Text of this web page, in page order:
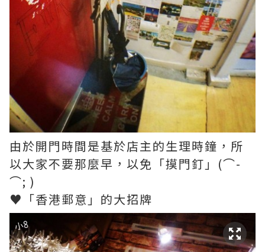
由於開門時間是基於店主的生理時鐘，所
以大家不要那麼早，以免「摸門釘」(⌒-
⌒; )
♥「香港郵意」的大招牌